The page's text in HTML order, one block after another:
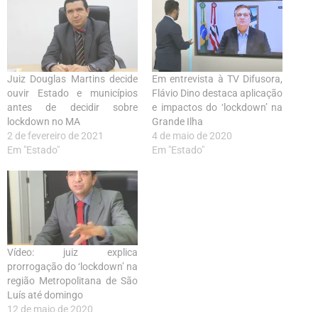
Juiz Douglas Martins decide
ouvir Estado e municípios
antes de decidir sobre
lockdown no MA
2 de fevereiro de 2021
Em "Estado"
Em entrevista à TV Difusora,
Flávio Dino destaca aplicação
e impactos do ‘lockdown’ na
Grande Ilha
4 de maio de 2020
Em "Estado"
Vídeo: juiz explica
prorrogação do ‘lockdown’ na
região Metropolitana de São
Luís até domingo
12 de maio de 2020